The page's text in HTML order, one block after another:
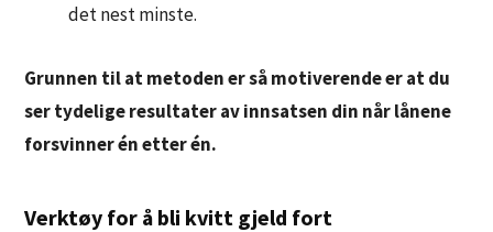
det nest minste.
Grunnen til at metoden er så motiverende er at du
ser tydelige resultater av innsatsen din når lånene
forsvinner én etter én.
Verktøy for å bli kvitt gjeld fort